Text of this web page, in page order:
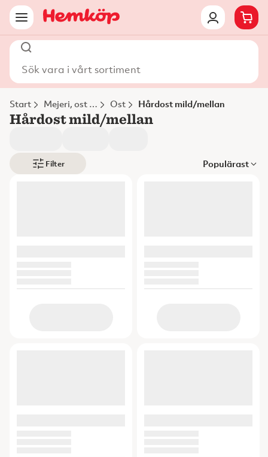
Start Mejeri, ost & ägg Ost Hårdost mild/mellan
Hårdost mild/mellan
Filter Populärast